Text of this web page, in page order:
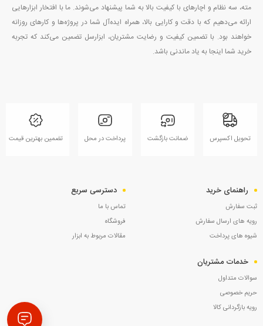
مته، سه نظام و اچارهای با کیفیت بالا به شما پیشنهاد می‌شوند. ما با افتخار ابزارهایی
ارائه می‌دهیم که با دقت و کارایی بالا، همراه ایده‌آل شما در پروژه‌ها و کارهای روزانه
خواهند بود. با تضمین کیفیت و رضایت مشتریان، ابزارسل تضمین می‌کند که تجربه
خرید شما اینجا به یاد ماندنی باشد.
تحویل اکسپرس ضمانت بازگشت پرداخت در محل تضمین بهترین قیمت
راهنمای خرید
ثبت سفارش
رویه های ارسال سفارش
شیوه های پرداخت
دسترسی سریع
تماس با ما
فروشگاه
مقالات مربوط به ابزار
خدمات مشتریان
سوالات متداول
حریم خصوصی
رویه بازگردانی کالا